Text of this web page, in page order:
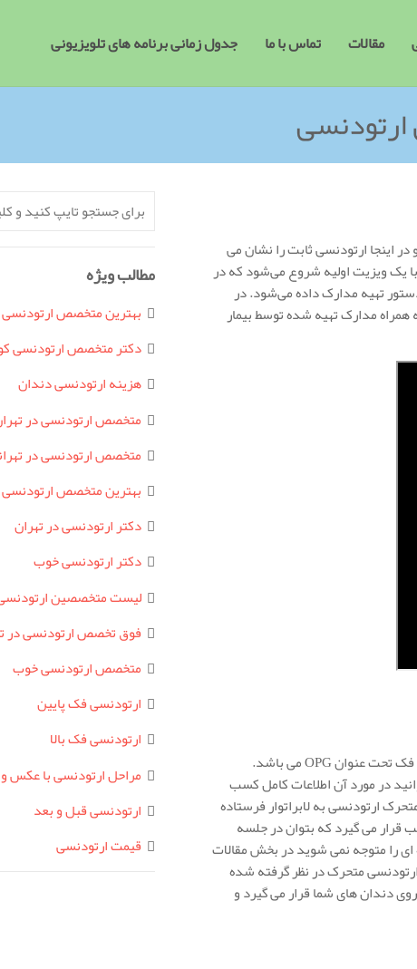
مقالات تماس با ما جدول زمانی برنامه های تلویزیونی
اینجا ارتودنسی ثابت را نشان می
یک ویزیت اولیه شروع می‌شود که در
تهیه مدارک داده می‌شود. در
مدارک تهیه شده توسط بیمار
مدارک تشخیصی ارتودنسی شامل عکس های رادیو گرافی از نیم رخ صورت و رادیوگرافی کامل دندان و فک تحت عنوان OPG می باشد.
در مورد آن اطلاعات کامل کسب
ارتودنسی به لابراتوار فرستاده
می گیرد که بتوان در جلسه
ای را متوجه نمی شوید در بخش مقالات
متحرک در نظر گرفته شده
دندان های شما قرار می گیرد و
مطالب ویژه
بهترین متخصص ارتودنسی
دکتر متخصص ارتودنسی
هزینه ارتودنسی دندان
متخصص ارتودنسی در
متخصص ارتودنسی در
بهترین متخصص ارتودنسی
دکتر ارتودنسی در تهران
دکتر ارتودنسی خوب
لیست متخصصین
فوق تخصص ارتودنسی در
متخصص ارتودنسی خوب
ارتودنسی فک پایین
ارتودنسی فک بالا
مراحل ارتودنسی با عکس
ارتودنسی قبل و بعد
قیمت ارتودنسی